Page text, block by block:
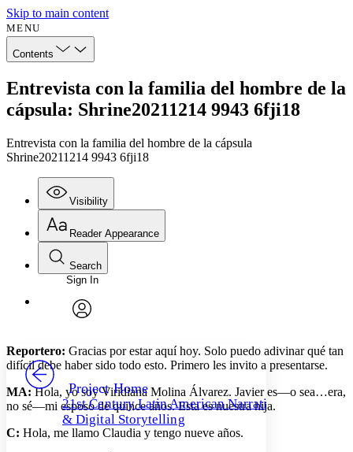
Skip to main content
MENU
Contents
Entrevista con la familia del hombre de la
cápsula: Shrine20211214 9943 6fji18
Entrevista con la familia del hombre de la cápsula
Shrine20211214 9943 6fji18
Visibility
Annotations
Your highlights
Reader Appearance
Font
Font style
Decrease font size Increase font size
Color Scheme
Search
Enter search criteria
Search within:
PROJECT
Sign In
Project Home
21st Century Latin American Narrative
& Digital Storytelling
Reportero: Gracias por estar aquí hoy. Solo puedo adivinar qué tan
difícil debe haber sido todo esto. Primero les invito a presentarse.
MA:Hola, yo soy Viridiana Molina Álvarez. Javier es—o sea…era,
no sé—mi esposo de quince años. Esta es nuestra hija.
C: Hola, me llamo Claudia y tengo nueve años.